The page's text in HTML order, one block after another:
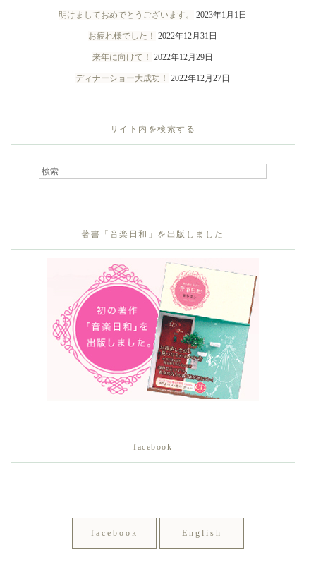
明けましておめでとうございます。 2023年1月1日
お疲れ様でした！ 2022年12月31日
来年に向けて！ 2022年12月29日
ディナーショー大成功！ 2022年12月27日
サイト内を検索する
著書「音楽日和」を出版しました
facebook
facebook English